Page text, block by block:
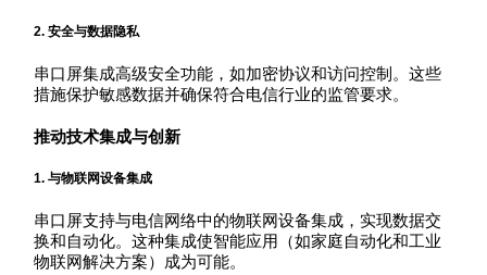
2.安全与数据隐私
串口屏集成高级安全功能，如加密协议和访问控制。这些
措施保护敏感数据并确保符合电信行业的监管要求。
推动技术集成与创新
1.与物联网设备集成
串口屏支持与电信网络中的物联网设备集成，实现数据交
换和自动化。这种集成使智能应用（如家庭自动化和工业
物联网解决方案）成为可能。